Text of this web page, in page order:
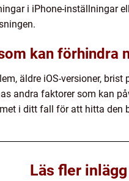
i iPhone-inställningar
kan förhindra
äldre iOS-versioner,
andra faktorer som kan
i ditt fall för att hitta den
Läs fler